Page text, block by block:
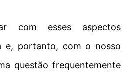
com esses aspectos
e, portanto, com o nosso
questão frequentemente